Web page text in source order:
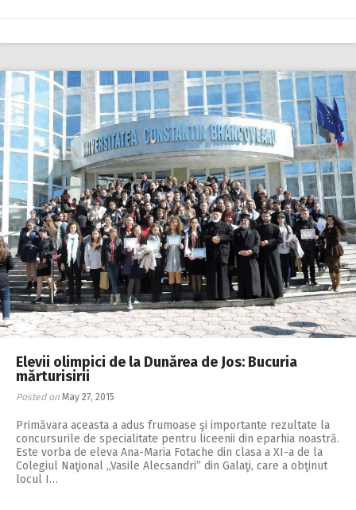
Elevii olimpici de la Dunărea de Jos: Bucuria
mărturisirii
Posted on May 27, 2015
Primăvara aceasta a adus frumoase şi importante rezultate la
concursurile de specialitate pentru liceenii din eparhia noastră.
Este vorba de eleva Ana-Maria Fotache din clasa a XI-a de la
Colegiul Naţional ,,Vasile Alecsandri” din Galaţi, care a obţinut
locul I…